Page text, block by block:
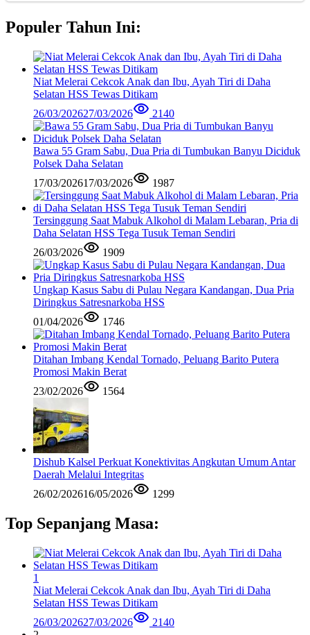
Populer Tahun Ini:
Niat Melerai Cekcok Anak dan Ibu, Ayah Tiri di Daha
Selatan HSS Tewas Ditikam
26/03/202627/03/2026 2140
Bawa 55 Gram Sabu, Dua Pria di Tumbukan Banyu Diciduk
Polsek Daha Selatan
17/03/202617/03/2026 1987
Tersinggung Saat Mabuk Alkohol di Malam Lebaran, Pria di
Daha Selatan HSS Tega Tusuk Teman Sendiri
26/03/2026
1909
Ungkap Kasus Sabu di Pulau Negara Kandangan, Dua Pria
Diringkus Satresnarkoba HSS
01/04/2026
1746
Ditahan Imbang Kendal Tornado, Peluang Barito Putera
Promosi Makin Berat
23/02/2026
1564
Dishub Kalsel Perkuat Konektivitas Angkutan Umum Antar
Daerah Melalui Integritas
26/02/202616/05/2026 1299
Top Sepanjang Masa:
1
Niat Melerai Cekcok Anak dan Ibu, Ayah Tiri di Daha
Selatan HSS Tewas Ditikam
26/03/202627/03/2026
2140